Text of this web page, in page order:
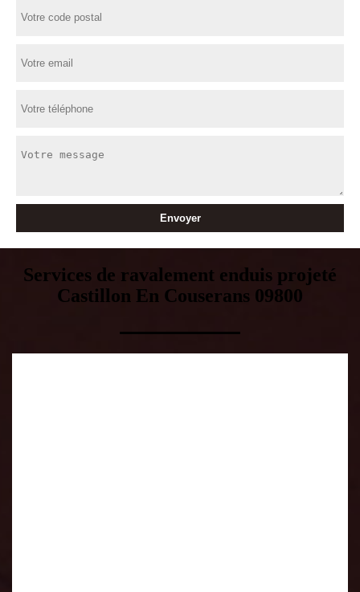
Services de ravalement enduis projeté
Castillon En Couserans 09800